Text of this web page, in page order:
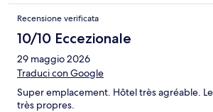
Recensione verificata
10/10 Eccezionale
29 maggio 2026
Traduci con Google
Super emplacement. Hôtel très agréable.
très propres.